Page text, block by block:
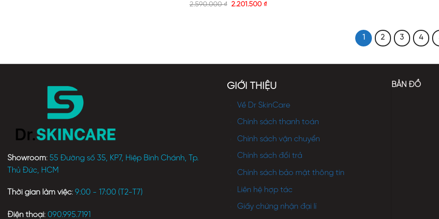
2.590.000₫ 2.201.500 ₫
1 2 3 4
Showroom: 55 Đường số 35, KP7, Hiệp Bình Chánh, Tp.
Thủ Đức, HCM
Thời gian làm việc: 9:00 - 17:00 (T2-T7)
Điện thoại: 090.995.7191
GIỚI THIỆU
Về Dr SkinCare
Chính sách thanh toán
Chính sách vận chuyển
Chính sách đổi trả
Chính sách bảo mật thông tin
Liên hệ hợp tác
Giấy chứng nhận đại lí
BẢN ĐỒ